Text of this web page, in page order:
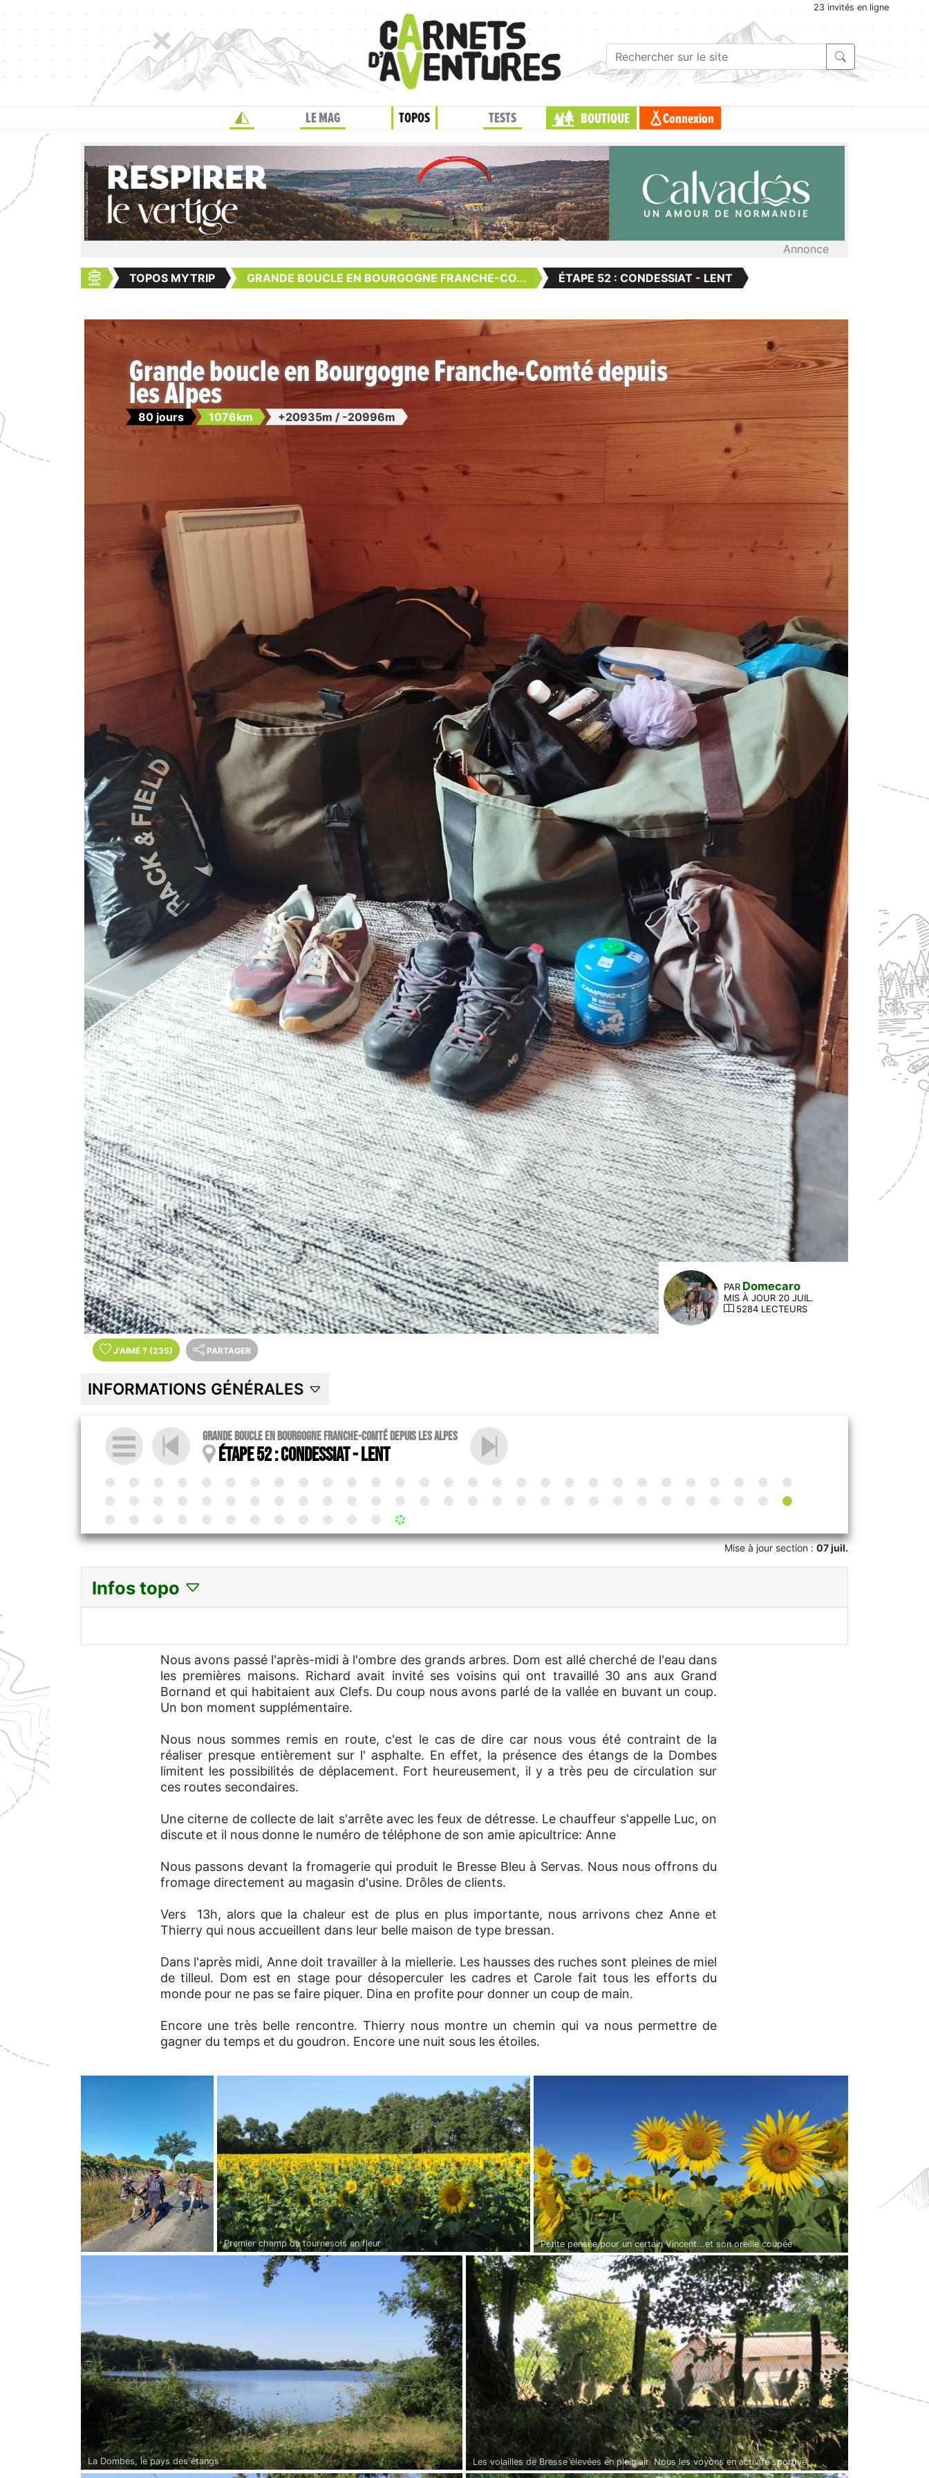
23 invités en ligne
LE MAG TOPOS TESTS BOUTIQUE Connexion
Annonce
TOPOS MYTRIP GRANDE BOUCLE EN BOURGOGNE FRANCHE-CO... ÉTAPE 52 : CONDESSIAT - LENT
Grande boucle en Bourgogne Franche-Comté depuis
les Alpes
80 jours 1076km +20935m / -20996m
PAR Domecaro
MIS À JOUR 20 JUIL.
5284 LECTEURS
J'AIME ? (235) PARTAGER
INFORMATIONS GÉNÉRALES
Grande boucle en Bourgogne Franche-Comté depuis les Alpes
Étape 52 : Condessiat - Lent
Mise à jour section :07 juil.
Infos topo
Nous avons passé l'après-midi à l'ombre des grands arbres. Dom est allé cherché de l'eau dans
les premières maisons. Richard avait invité ses voisins qui ont travaillé 30 ans aux Grand
Bornand et qui habitaient aux Clefs. Du coup nous avons parlé de la vallée en buvant un coup.
Un bon moment supplémentaire.
Nous nous sommes remis en route, c'est le cas de dire car nous vous été contraint de la
réaliser presque entièrement sur l' asphalte. En effet, la présence des étangs de la Dombes
limitent les possibilités de déplacement. Fort heureusement, il y a très peu de circulation sur
ces routes secondaires.
Une citerne de collecte de lait s'arrête avec les feux de détresse. Le chauffeur s'appelle Luc, on
discute et il nous donne le numéro de téléphone de son amie apicultrice: Anne
Nous passons devant la fromagerie qui produit le Bresse Bleu à Servas. Nous nous offrons du
fromage directement au magasin d'usine. Drôles de clients.
Vers 13h, alors que la chaleur est de plus en plus importante, nous arrivons chez Anne et
Thierry qui nous accueillent dans leur belle maison de type bressan.
Dans l'après midi, Anne doit travailler à la miellerie. Les hausses des ruches sont pleines de miel
de tilleul. Dom est en stage pour désoperculer les cadres et Carole fait tous les efforts du
monde pour ne pas se faire piquer. Dina en profite pour donner un coup de main.
Encore une très belle rencontre. Thierry nous montre un chemin qui va nous permettre de
gagner du temps et du goudron. Encore une nuit sous les étoiles.
Premier champ de tournesols en fleur Petite pensée pour un certain Vincent...et son oreille coupée
La Dombes, le pays des étangs
Les volailles de Bresse élevées en plein air. Nous les voyons en activité sportive,
capture de sauterelles et course poursuite...